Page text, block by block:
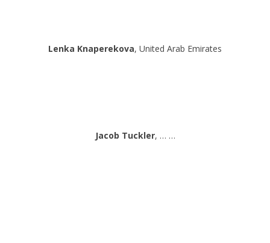
Lenka Knaperekova, United Arab Emirates
Jacob Tuckler, … …